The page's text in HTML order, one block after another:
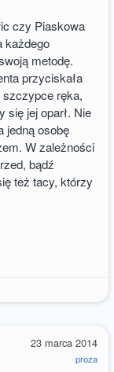
czy Piaskowa
każdego
metodę.
przyciskała
szczypce ręka,
się jej oparł. Nie
jedną osobę
W zależności
bądź
też tacy, którzy
23 marca 2014
proza